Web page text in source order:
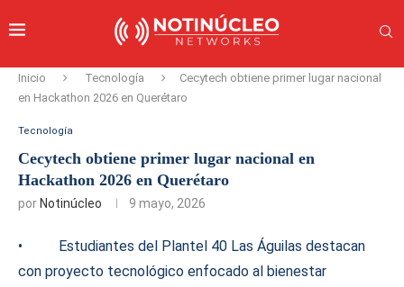
Inicio Tecnología
Cecytech obtiene primer lugar nacional
en Hackathon 2026 en Querétaro
Tecnología
Cecytech obtiene primer lugar nacional en
Hackathon 2026 en Querétaro
por Notinúcleo 9 mayo, 2026
• Estudiantes del Plantel 40 Las Águilas destacan
con proyecto tecnológico enfocado al bienestar